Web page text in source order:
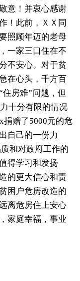
意！并衷心感谢
！此前，ＸＸ同
照顾年迈的老母
一家三口住在不
不安心。对于贫
在心头，千方百
房难”问题，但
十分有限的情况
捐赠了5000元的危
自己的一份力
和对政府工作的
得学习和发扬
的更大信心和责
困户危房改造的
离危房住上安心
家庭幸福，事业